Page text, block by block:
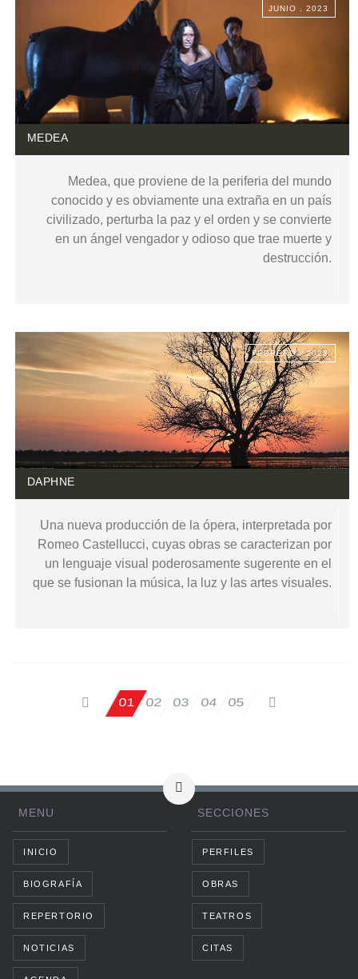
JUNIO . 2023
MEDEA
Medea, que proviene de la periferia del mundo
conocido y es obviamente una extraña en un país
civilizado, perturba la paz y el orden y se convierte
en un ángel vengador y odioso que trae muerte y
destrucción.
FEBRERO . 2023
DAPHNE
Una nueva producción de la ópera, interpretada por
Romeo Castellucci, cuyas obras se caracterizan por
un lenguaje visual poderosamente sugerente en el
que se fusionan la música, la luz y las artes visuales.
01 02 03 04 05
MENU
INICIO
BIOGRAFÍA
REPERTORIO
NOTICIAS
SECCIONES
PERFILES
OBRAS
TEATROS
CITAS